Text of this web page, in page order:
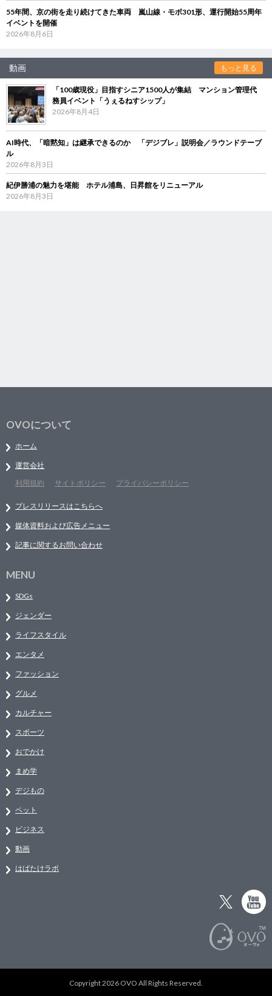
55年間、京の街を走り続けてきた車両 嵐山線・モボ301形、運行開始55周年
イベントを開催
2026年8月6日
動画 もっと見る
「100歳現役」目指すシニア1500人が集結 マンション管理代
務員イベント「うぇるねすシップ」
2026年8月4日
AI時代、「暗黙知」は継承できるのか 「デジブレ」説明会／ラウンドテーブ
ル
2026年8月3日
紀伊勝浦の魅力を堪能 ホテル浦島、日昇館をリニューアル
2026年8月3日
OVOについて
ホーム
運営会社
利用規約
サイトポリシー プライバシーポリシー
プレスリリースはこちらへ
媒体資料および広告メニュー
記事に関するお問い合わせ
MENU
SDGs
ジェンダー
ライフスタイル
エンタメ
ファッション
グルメ
カルチャー
スポーツ
おでかけ
まめ学
デジもの
ペット
ビジネス
動画
はばたけラボ
Copyright 2026 OVO All Rights Reserved.